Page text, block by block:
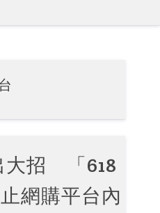
大招 「618
網購平台內